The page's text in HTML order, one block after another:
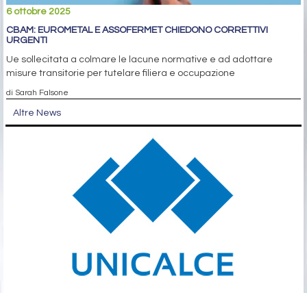
6 ottobre 2025
CBAM: EUROMETAL E ASSOFERMET CHIEDONO CORRETTIVI
URGENTI
Ue sollecitata a colmare le lacune normative e ad adottare
misure transitorie per tutelare filiera e occupazione
di Sarah Falsone
Altre News